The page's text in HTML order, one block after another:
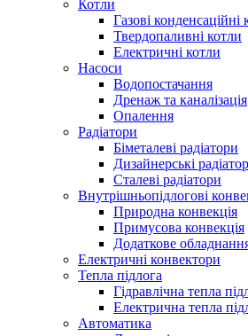
Котли
Газові конденсаційні
Твердопаливні котли
Електричні котли
Насоси
Водопостачання
Дренаж та каналізація
Опалення
Радіатори
Біметалеві радіатори
Дизайнерські
Сталеві радіатори
Внутрішньопідлогові
Природна конвекція
Примусова конвекція
Додаткове
Електричні конвектори
Тепла підлога
Гідравлічна тепла
Електрична тепла
Автоматика